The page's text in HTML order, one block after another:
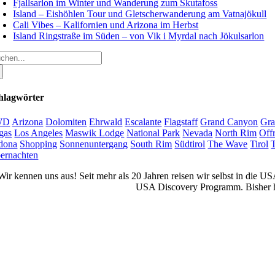
Fjallsarlon im Winter und Wanderung zum Skutafoss
Island – Eishöhlen Tour und Gletscherwanderung am Vatnajökull
Cali Vibes – Kalifornien und Arizona im Herbst
Island Ringstraße im Süden – von Vik i Myrdal nach Jökulsarlon
Arizona Dolomiten Ehrwald Escalante Flagstaff Grand Canyon
Los Angeles Maswik Lodge National Park Nevada North Rim
Shopping Sonnenuntergang South Rim Südtirol The Wave Tirol
kennen uns aus! Seit mehr als 20 Jahren reisen wir selbst in die
USA Discovery Programm. Bisher